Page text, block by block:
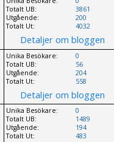
Totalt UB:
Utgående:
Totalt Ut:
3861
200
4032
Detaljer om bloggen
Unika Besökare:
Totalt UB:
Utgående:
Totalt Ut:
0
56
204
558
Detaljer om bloggen
Unika Besökare:
Totalt UB:
Utgående:
Totalt Ut:
0
1489
194
483